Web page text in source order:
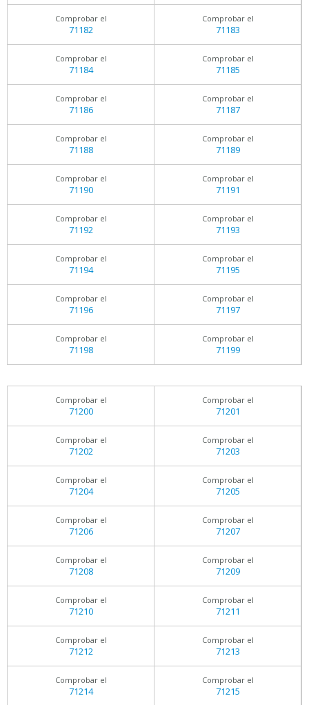
Comprobar el
71182
Comprobar el
71183
Comprobar el
71184
Comprobar el
71185
Comprobar el
71186
Comprobar el
71187
Comprobar el
71188
Comprobar el
71189
Comprobar el
71190
Comprobar el
71191
Comprobar el
71192
Comprobar el
71193
Comprobar el
71194
Comprobar el
71195
Comprobar el
71196
Comprobar el
71197
Comprobar el
71198
Comprobar el
71199
Comprobar el
71200
Comprobar el
71201
Comprobar el
71202
Comprobar el
71203
Comprobar el
71204
Comprobar el
71205
Comprobar el
71206
Comprobar el
71207
Comprobar el
71208
Comprobar el
71209
Comprobar el
71210
Comprobar el
71211
Comprobar el
71212
Comprobar el
71213
Comprobar el
71214
Comprobar el
71215